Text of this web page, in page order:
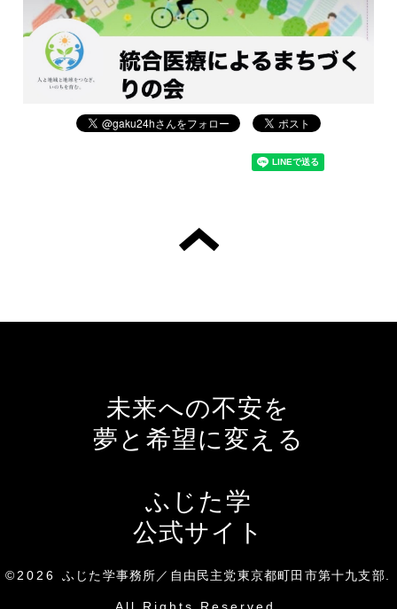
未来への不安を
夢と希望に変える
ふじた学
公式サイト
©2026ふじた学事務所／自由民主党東京都町田市第十九支部.